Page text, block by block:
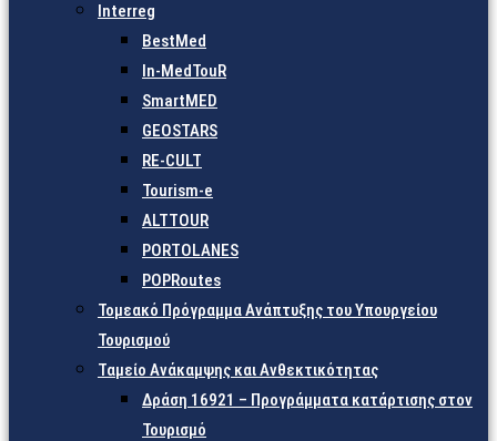
Interreg
BestMed
In-MedTouR
SmartMED
GEOSTARS
RE-CULT
Tourism-e
ALTTOUR
PORTOLANES
POPRoutes
Τομεακό Πρόγραμμα Ανάπτυξης του Υπουργείου
Τουρισμού
Ταμείο Ανάκαμψης και Ανθεκτικότητας
Δράση 16921 – Προγράμματα κατάρτισης στον
Τουρισμό